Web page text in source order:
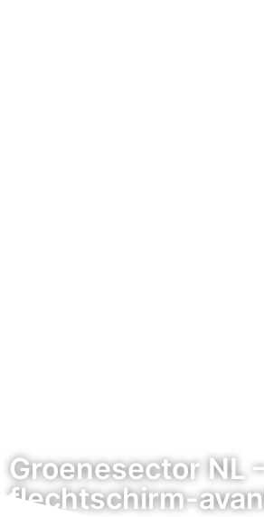
Groenesector NL
flechtschirm-